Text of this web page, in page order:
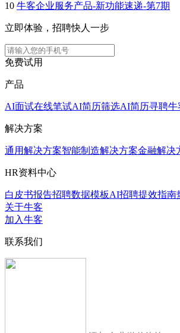
10 牛客企业服务产品-新功能速递-第7期
立即体验，招聘快人一步
免费试用
产品
AI面试在线笔试AI简历筛选AI简历寻聘牛
解决方案
通用解决方案智能制造解决方案金融解决
HR资料中心
白皮书报告招聘数据模板AI招聘提效指南
关于牛客
加入牛客
联系我们